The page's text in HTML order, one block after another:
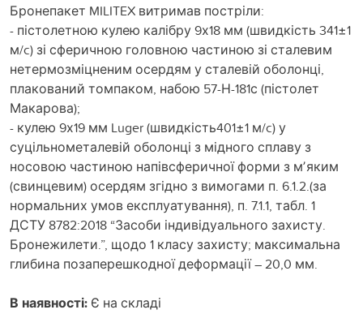
Бронепакет MILITEX витримав постріли:
- пістолетною кулею калібру 9х18 мм (швидкість 341±1
м/c) зі сферичною головною частиною зі сталевим
нетермозміцненим осердям у сталевій оболонці,
плакований томпаком, набою 57-Н-181с (пістолет
Макарова);
- кулею 9х19 мм Luger (швидкість401±1 м/c) у
суцільнометалевій оболонці з мідного сплаву з
носовою частиною напівсферичної форми з мʼяким
(свинцевим) осердям згідно з вимогами п. 6.1.2.(за
нормальних умов експлуатування), п. 7.1.1, табл. 1
ДСТУ 8782:2018 “Засоби індивідуального захисту.
Бронежилети.”, щодо 1 класу захисту; максимальна
глибина позаперешкодної деформації – 20,0 мм.
В наявності: Є на складі